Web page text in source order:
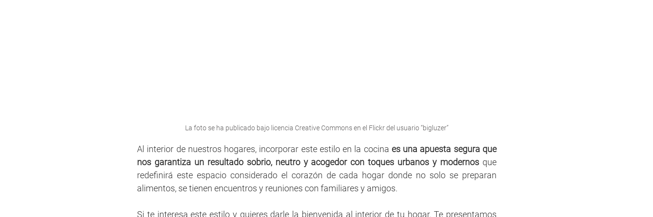
La foto se ha publicado bajo licencia Creative Commons en el Flickr del usuario “bigluzer”
Al interior de nuestros hogares, incorporar este estilo en la cocina es una apuesta segura que
nos garantiza un resultado sobrio, neutro y acogedor con toques urbanos y modernos que
redefinirá este espacio considerado el corazón de cada hogar donde no solo se preparan
alimentos, se tienen encuentros y reuniones con familiares y amigos.
Si te interesa este estilo y quieres darle la bienvenida al interior de tu hogar. Te presentamos